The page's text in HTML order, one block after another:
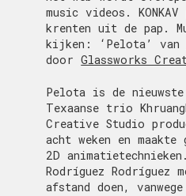
music videos.
krenten uit de pap.
kijken: ‘Pelota’
doorGlassworks
Pelota is de
Texaanse trio
Creative Studio
acht weken en
2D
Rodríguez Rodríguez
afstand doen,